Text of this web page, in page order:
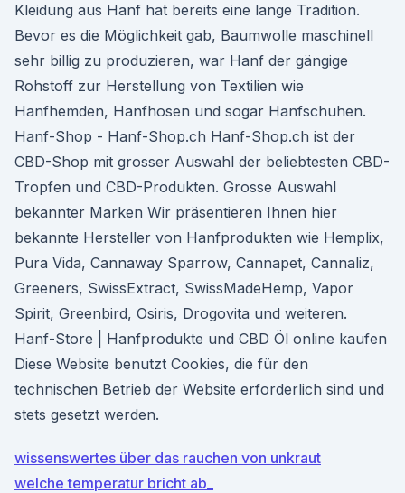
Kleidung aus Hanf hat bereits eine lange Tradition.
Bevor es die Möglichkeit gab, Baumwolle maschinell
sehr billig zu produzieren, war Hanf der gängige
Rohstoff zur Herstellung von Textilien wie
Hanfhemden, Hanfhosen und sogar Hanfschuhen.
Hanf-Shop - Hanf-Shop.ch Hanf-Shop.ch ist der
CBD-Shop mit grosser Auswahl der beliebtesten CBD-
Tropfen und CBD-Produkten. Grosse Auswahl
bekannter Marken Wir präsentieren Ihnen hier
bekannte Hersteller von Hanfprodukten wie Hemplix,
Pura Vida, Cannaway Sparrow, Cannapet, Cannaliz,
Greeners, SwissExtract, SwissMadeHemp, Vapor
Spirit, Greenbird, Osiris, Drogovita und weiteren.
Hanf-Store | Hanfprodukte und CBD Öl online kaufen
Diese Website benutzt Cookies, die für den
technischen Betrieb der Website erforderlich sind und
stets gesetzt werden.
wissenswertes über das rauchen von unkraut
welche temperatur bricht ab_